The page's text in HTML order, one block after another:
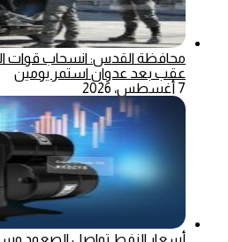
محافظة القدس: انسحاب قوات
عقب بعد عدوان استمر يومين
7 أغسطس، 2026